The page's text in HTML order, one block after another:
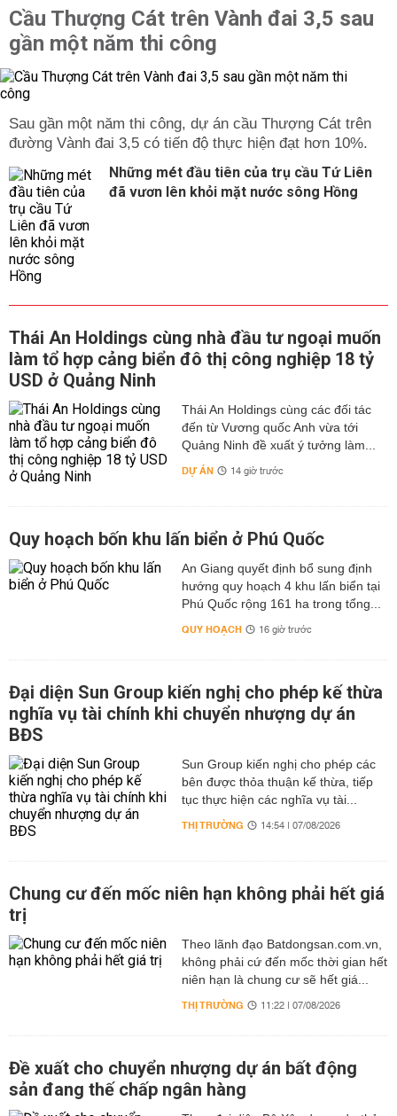
Cầu Thượng Cát trên Vành đai 3,5 sau
gần một năm thi công
Sau gần một năm thi công, dự án cầu Thượng Cát trên
đường Vành đai 3,5 có tiến độ thực hiện đạt hơn 10%.
Những mét đầu tiên của trụ cầu Tứ Liên
đã vươn lên khỏi mặt nước sông Hồng
Thái An Holdings cùng nhà đầu tư ngoại muốn
làm tổ hợp cảng biển đô thị công nghiệp 18 tỷ
USD ở Quảng Ninh
Thái An Holdings cùng các đối tác
đến từ Vương quốc Anh vừa tới
Quảng Ninh đề xuất ý tưởng làm...
DỰ ÁN 14 giờ trước
Quy hoạch bốn khu lấn biển ở Phú Quốc
An Giang quyết định bổ sung định
hướng quy hoạch 4 khu lấn biển tại
Phú Quốc rộng 161 ha trong tổng...
QUY HOẠCH 16 giờ trước
Đại diện Sun Group kiến nghị cho phép kế thừa
nghĩa vụ tài chính khi chuyển nhượng dự án
BĐS
Sun Group kiến nghị cho phép các
bên được thỏa thuận kế thừa, tiếp
tục thực hiện các nghĩa vụ tài...
THỊ TRƯỜNG 14:54 | 07/08/2026
Chung cư đến mốc niên hạn không phải hết giá
trị
Theo lãnh đạo Batdongsan.com.vn,
không phải cứ đến mốc thời gian hết
niên hạn là chung cư sẽ hết giá...
THỊ TRƯỜNG 11:22 | 07/08/2026
Đề xuất cho chuyển nhượng dự án bất động
sản đang thế chấp ngân hàng